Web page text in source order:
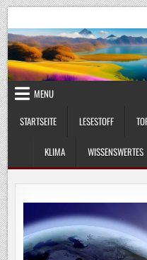
Skip
to
content
MENU
STARTSEITE
LESESTOFF
KLIMA WISSENSWERTES